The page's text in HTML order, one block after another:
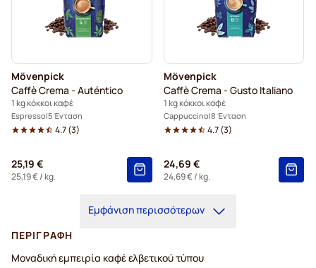
Mövenpick
Caffè Crema - Auténtico
1 kg κόκκοι καφέ
Espresso 5 Ένταση
4.7(3)
25,19 €
25,19 €/ kg.
Mövenpick
Caffè Crema - Gusto Italiano
1 kg κόκκοι καφέ
Cappuccino 8 Ένταση
4.7(3)
24,69 €
24,69 €/ kg.
Εμφάνιση περισσότερων
ΠΕΡΙΓΡΑΦΉ
Μοναδική εμπειρία καφέ ελβετικού τύπου